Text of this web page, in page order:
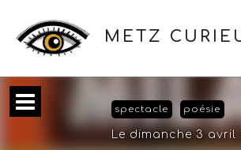
METZ
spectacle poésie
Le dimanche 3 avril